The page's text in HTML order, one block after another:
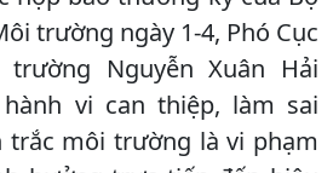
trường ngày 1-4, Phó Cục
Nguyễn Xuân Hải
vi can thiệp, làm sai
trắc môi trường là vi phạm